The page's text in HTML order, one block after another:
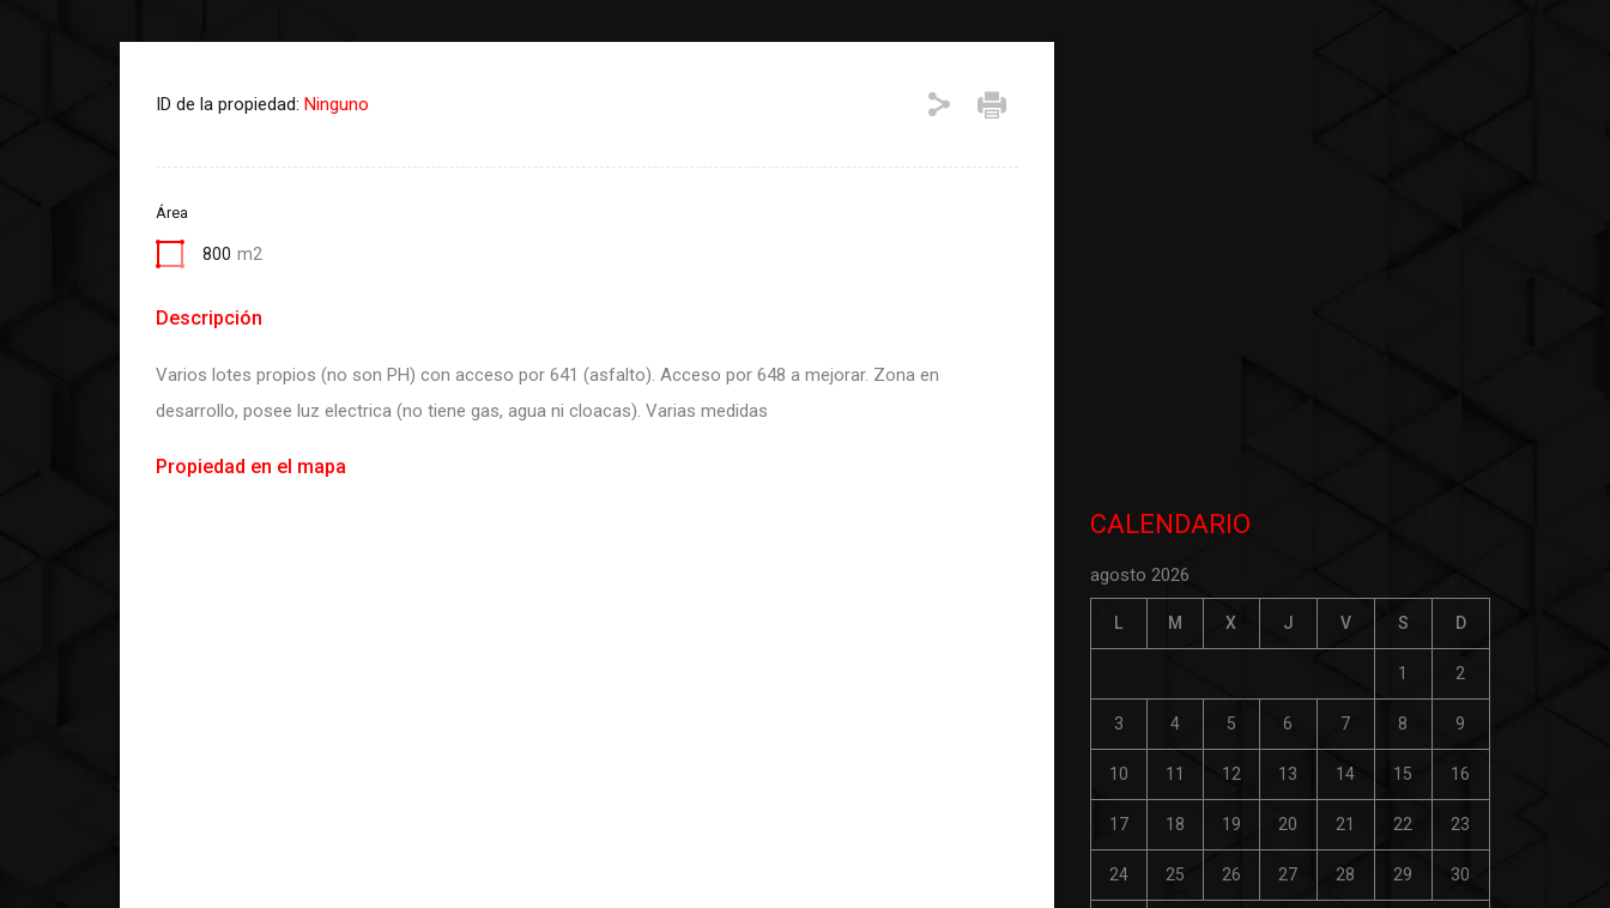
ID de la propiedad: Ninguno
Área
800 m2
Descripción
Varios lotes propios (no son PH) con acceso por 641 (asfalto). Acceso por 648 a mejorar. Zona en
desarrollo, posee luz electrica (no tiene gas, agua ni cloacas). Varias medidas
Propiedad en el mapa
CALENDARIO
agosto 2026
L M X J V S D
1 2
3 4 5 6 7 8 9
10 11 12 13 14 15 16
17 18 19 20 21 22 23
24 25 26 27 28 29 30